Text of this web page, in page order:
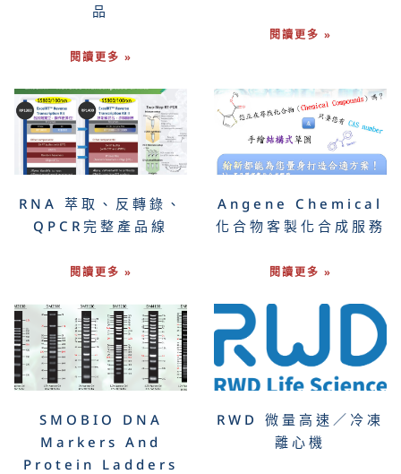
品
閱讀更多 »
閱讀更多 »
RNA 萃取、反轉錄、
QPCR完整產品線
閱讀更多 »
Angene Chemical
化合物客製化合成服務
閱讀更多 »
SMOBIO DNA
Markers And
Protein Ladders
RWD 微量高速／冷凍
離心機